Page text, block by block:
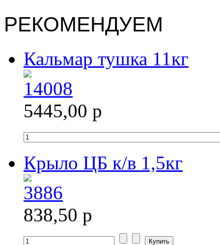
РЕКОМЕНДУЕМ
Кальмар тушка 11кг
5445,00 р
Крыло ЦБ к/в 1,5кг
838,50 р